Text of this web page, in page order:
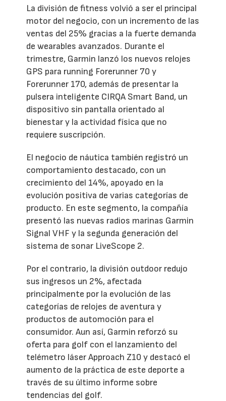
La división de fitness volvió a ser el principal
motor del negocio, con un incremento de las
ventas del 25% gracias a la fuerte demanda
de wearables avanzados. Durante el
trimestre, Garmin lanzó los nuevos relojes
GPS para running Forerunner 70 y
Forerunner 170, además de presentar la
pulsera inteligente CIRQA Smart Band, un
dispositivo sin pantalla orientado al
bienestar y la actividad física que no
requiere suscripción.
El negocio de náutica también registró un
comportamiento destacado, con un
crecimiento del 14%, apoyado en la
evolución positiva de varias categorías de
producto. En este segmento, la compañía
presentó las nuevas radios marinas Garmin
Signal VHF y la segunda generación del
sistema de sonar LiveScope 2.
Por el contrario, la división outdoor redujo
sus ingresos un 2%, afectada
principalmente por la evolución de las
categorías de relojes de aventura y
productos de automoción para el
consumidor. Aun así, Garmin reforzó su
oferta para golf con el lanzamiento del
telémetro láser Approach Z10 y destacó el
aumento de la práctica de este deporte a
través de su último informe sobre
tendencias del golf.